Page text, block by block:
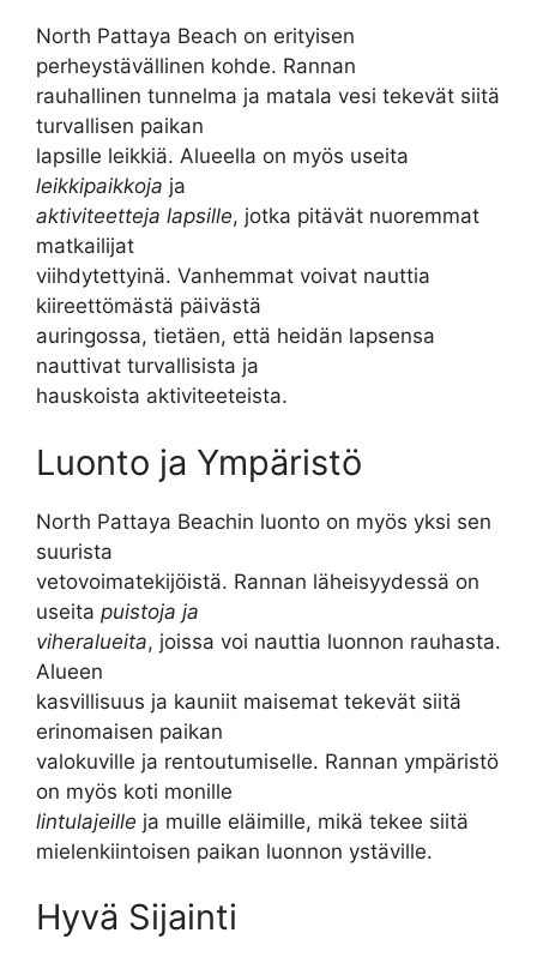
North Pattaya Beach on erityisen
perheystävällinen kohde. Rannan
rauhallinen tunnelma ja matala vesi tekevät siitä
turvallisen paikan
lapsille leikkiä. Alueella on myös useita
leikkipaikkoja ja
aktiviteetteja lapsille, jotka pitävät nuoremmat
matkailijat
viihdytettyinä. Vanhemmat voivat nauttia
kiireettömästä päivästä
auringossa, tietäen, että heidän lapsensa
nauttivat turvallisista ja
hauskoista aktiviteeteista.
Luonto ja Ympäristö
North Pattaya Beachin luonto on myös yksi sen
suurista
vetovoimatekijöistä. Rannan läheisyydessä on
useita puistoja ja
viheralueita, joissa voi nauttia luonnon rauhasta.
Alueen
kasvillisuus ja kauniit maisemat tekevät siitä
erinomaisen paikan
valokuville ja rentoutumiselle. Rannan ympäristö
on myös koti monille
lintulajeille ja muille eläimille, mikä tekee siitä
mielenkiintoisen paikan luonnon ystäville.
Hyvä Sijainti